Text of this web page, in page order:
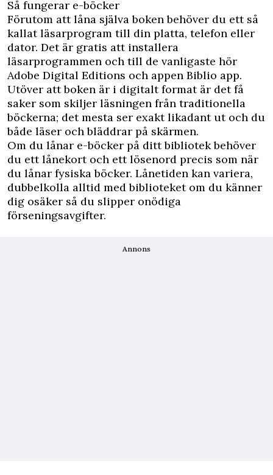
Så fungerar e-böcker
Förutom att låna själva boken behöver du ett så
kallat läsarprogram till din platta, telefon eller
dator. Det är gratis att installera
läsarprogrammen och till de vanligaste hör
Adobe Digital Editions och appen Biblio app.
Utöver att boken är i digitalt format är det få
saker som skiljer läsningen från traditionella
böckerna; det mesta ser exakt likadant ut och du
både läser och bläddrar på skärmen.
Om du lånar e-böcker på ditt bibliotek behöver
du ett lånekort och ett lösenord precis som när
du lånar fysiska böcker. Lånetiden kan variera,
dubbelkolla alltid med biblioteket om du känner
dig osäker så du slipper onödiga
förseningsavgifter.
Annons